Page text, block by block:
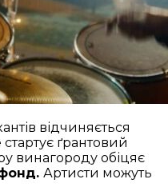
відчиняється
ґрантовий
винагороду обіцяє
Артисти можуть